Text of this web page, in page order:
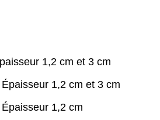
1,2 cm et 3 cm
Épaisseur 1,2 cm et 3 cm
Épaisseur 1,2 cm